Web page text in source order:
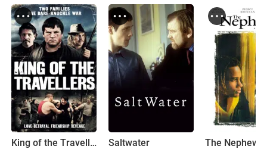
King of the Travellers Saltwater The Nephew